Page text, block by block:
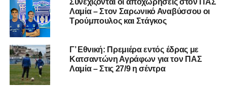
Συνεχίζονται οι αποχωρήσεις στον ΠΑΣ
Λαμία – Στον Σαρωνικό Αναβύσσου οι
Τρούμπουλος και Στάγκος
Γ’ Εθνική: Πρεμιέρα εντός έδρας με
Κατσαντώνη Αγράφων για τον ΠΑΣ
Λαμία – Στις 27/9 η σέντρα